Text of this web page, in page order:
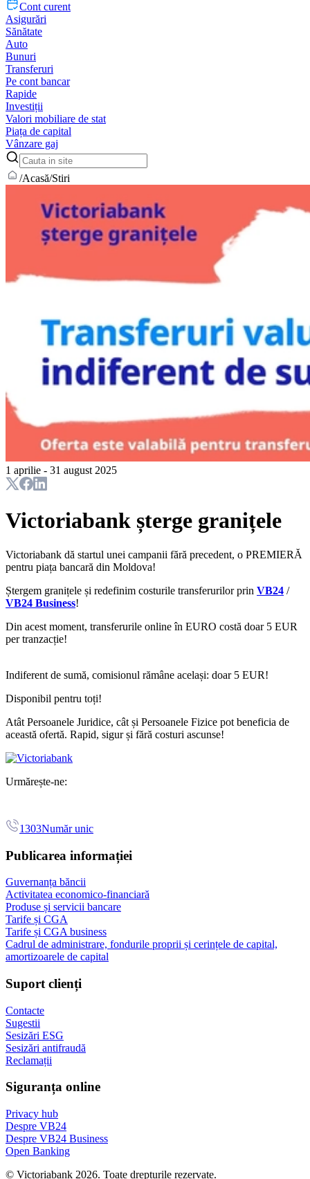
Cont curent
Asigurări
Sănătate
Auto
Bunuri
Transferuri
Pe cont bancar
Rapide
Investiții
Valori mobiliare de stat
Piața de capital
Vânzare gaj
/Acasă/Stiri
1 aprilie - 31 august 2025
Victoriabank șterge granițele
Victoriabank dă startul unei campanii fără precedent, o PREMIERĂ
pentru piața bancară din Moldova!
Ștergem granițele și redefinim costurile transferurilor prin VB24 /
VB24 Business!
Din acest moment, transferurile online în EURO costă doar 5 EUR
per tranzacție!
Indiferent de sumă, comisionul rămâne același: doar 5 EUR!
Disponibil pentru toți!
Atât Persoanele Juridice, cât și Persoanele Fizice pot beneficia de
această ofertă. Rapid, sigur și fără costuri ascunse!
Urmărește-ne:
1303Număr unic
Publicarea informației
Guvernanța băncii
Activitatea economico-financiară
Produse și servicii bancare
Tarife și CGA
Tarife și CGA business
Cadrul de administrare, fondurile proprii și cerințele de capital,
amortizoarele de capital
Suport clienți
Contacte
Sugestii
Sesizări ESG
Sesizări antifraudă
Reclamații
Siguranța online
Privacy hub
Despre VB24
Despre VB24 Business
Open Banking
© Victoriabank 2026. Toate drepturile rezervate.